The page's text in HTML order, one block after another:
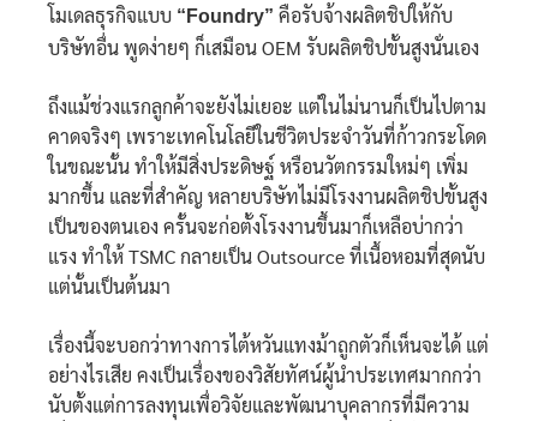
โมเดลธุรกิจแบบ “Foundry” คือรับจ้างผลิตชิปให้กับ
บริษัทอื่น พูดง่ายๆ ก็เสมือน OEM รับผลิตชิปขั้นสูงนั่นเอง
ถึงแม้ช่วงแรกลูกค้าจะยังไม่เยอะ แต่ในไม่นานก็เป็นไปตาม
คาดจริงๆ เพราะเทคโนโลยีในชีวิตประจำวันที่ก้าวกระโดด
ในขณะนั้น ทำให้มีสิ่งประดิษฐ์ หรือนวัตกรรมใหม่ๆ เพิ่ม
มากขึ้น และที่สำคัญ หลายบริษัทไม่มีโรงงานผลิตชิปขั้นสูง
เป็นของตนเอง ครั้นจะก่อตั้งโรงงานขึ้นมาก็เหลือบ่ากว่า
แรง ทำให้ TSMC กลายเป็น Outsource ที่เนื้อหอมที่สุดนับ
แต่นั้นเป็นต้นมา
เรื่องนี้จะบอกว่าทางการไต้หวันแทงม้าถูกตัวก็เห็นจะได้ แต่
อย่างไรเสีย คงเป็นเรื่องของวิสัยทัศน์ผู้นำประเทศมากกว่า
นับตั้งแต่การลงทุนเพื่อวิจัยและพัฒนาบุคลากรที่มีความ